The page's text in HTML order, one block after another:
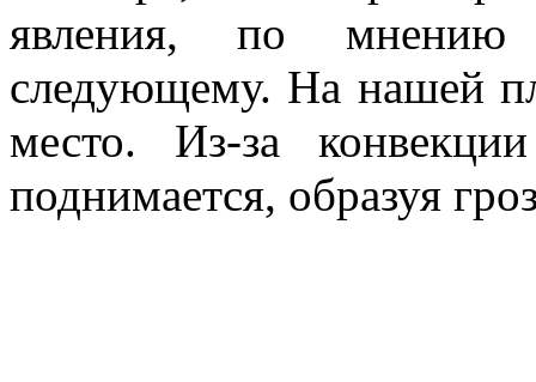
явления, по мнению
следующему. На нашей
место. Из-за
поднимается, образуя